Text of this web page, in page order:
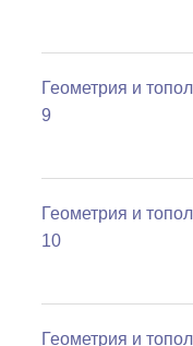
Геометрия и
9
Геометрия и
10
Геометрия и